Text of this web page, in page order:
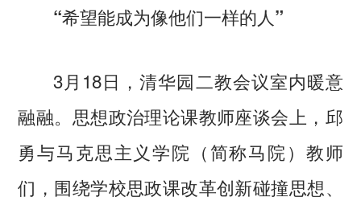
“希望能成为像他们一样的人”
3月18日，清华园二教会议室内暖意
融融。思想政治理论课教师座谈会上，邱
勇与马克思主义学院（简称马院）教师
们，围绕学校思政课改革创新碰撞思想、